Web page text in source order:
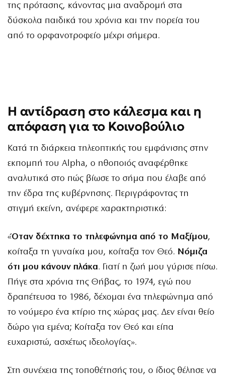
της πρότασης, κάνοντας μια αναδρομή στα
δύσκολα παιδικά του χρόνια και την πορεία του
από το ορφανοτροφείο μέχρι σήμερα.
Η αντίδραση στο κάλεσμα και η
απόφαση για το Κοινοβούλιο
Κατά τη διάρκεια τηλεοπτικής του εμφάνισης στην
εκπομπή του Alpha, ο ηθοποιός αναφέρθηκε
αναλυτικά στο πώς βίωσε το σήμα που έλαβε από
την έδρα της κυβέρνησης. Περιγράφοντας τη
στιγμή εκείνη, ανέφερε χαρακτηριστικά:
«Όταν δέχτηκα το τηλεφώνημα από το Μαξίμου,
κοίταξα τη γυναίκα μου, κοίταξα τον Θεό. Νόμιζα
ότι μου κάνουν πλάκα. Γιατί η ζωή μου γύρισε πίσω.
Πήγε στα χρόνια της Θήβας, το 1974, εγώ που
δραπέτευσα το 1986, δέχομαι ένα τηλεφώνημα από
το νούμερο ένα κτίριο της χώρας μας. Δεν είναι θείο
δώρο για εμένα; Κοίταξα τον Θεό και είπα
ευχαριστώ, ασχέτως ιδεολογίας».
Στη συνέχεια της τοποθέτησής του, ο ίδιος θέλησε να